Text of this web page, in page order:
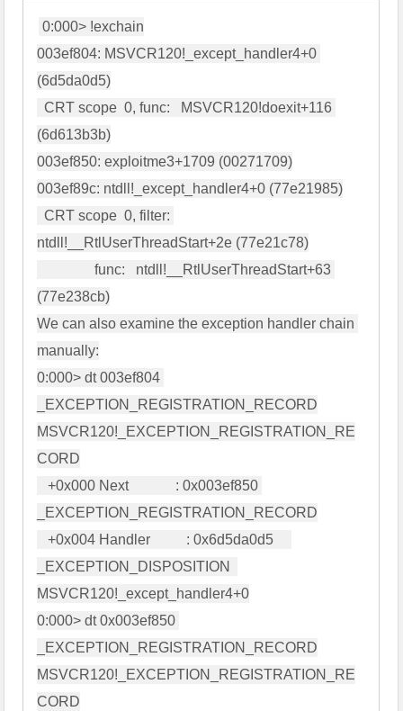
0:000> !exchain
003ef804: MSVCR120!_except_handler4+0
(6d5da0d5)
  CRT scope  0, func:   MSVCR120!doexit+116
(6d613b3b)
003ef850: exploitme3+1709 (00271709)
003ef89c: ntdll!_except_handler4+0 (77e21985)
  CRT scope  0, filter:
ntdll!__RtlUserThreadStart+2e (77e21c78)
                func:   ntdll!__RtlUserThreadStart+63
(77e238cb)
We can also examine the exception handler chain
manually:
0:000> dt 003ef804
_EXCEPTION_REGISTRATION_RECORD
MSVCR120!_EXCEPTION_REGISTRATION_RE
CORD
   +0x000 Next             : 0x003ef850
_EXCEPTION_REGISTRATION_RECORD
   +0x004 Handler          : 0x6d5da0d5
_EXCEPTION_DISPOSITION
MSVCR120!_except_handler4+0
0:000> dt 0x003ef850
_EXCEPTION_REGISTRATION_RECORD
MSVCR120!_EXCEPTION_REGISTRATION_RE
CORD